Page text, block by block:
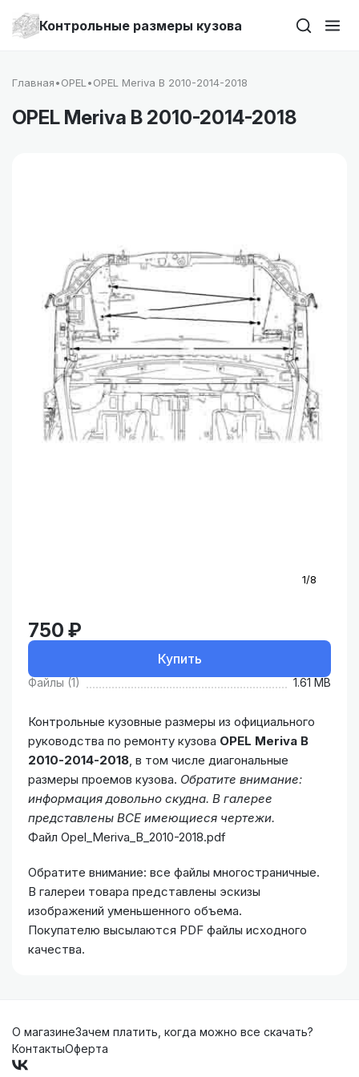
Контрольные размеры кузова
Главная•OPEL •OPEL Meriva B 2010-2014-2018
OPEL Meriva B 2010-2014-2018
1/8
750 ₽
Купить
Файлы (1) 1.61 MB
Контрольные кузовные размеры из официального
руководства по ремонту кузова OPEL Meriva B
2010-2014-2018, в том числе диагональные
размеры проемов кузова. Обратите внимание:
информация довольно скудна. В галерее
представлены ВСЕ имеющиеся чертежи.
Файл Opel_Meriva_B_2010-2018.pdf
Обратите внимание: все файлы многостраничные.
В галереи товара представлены эскизы
изображений уменьшенного объема.
Покупателю высылаются PDF файлы исходного
качества.
О магазинеЗачем платить, когда можно все скачать?
КонтактыОферта